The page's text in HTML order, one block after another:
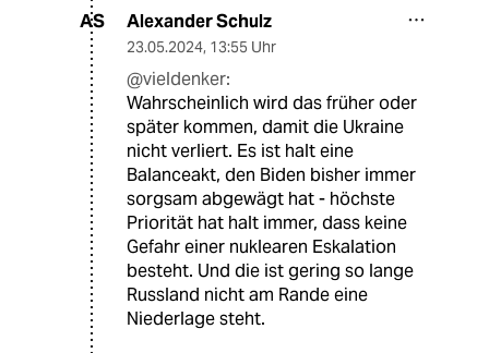
AS Alexander Schulz
23.05.2024, 13:55 Uhr
@vieldenker:
Wahrscheinlich wird das früher oder
später kommen, damit die Ukraine
nicht verliert. Es ist halt eine
Balanceakt, den Biden bisher immer
sorgsam abgewägt hat - höchste
Priorität hat halt immer, dass keine
Gefahr einer nuklearen Eskalation
besteht. Und die ist gering so lange
Russland nicht am Rande eine
Niederlage steht.